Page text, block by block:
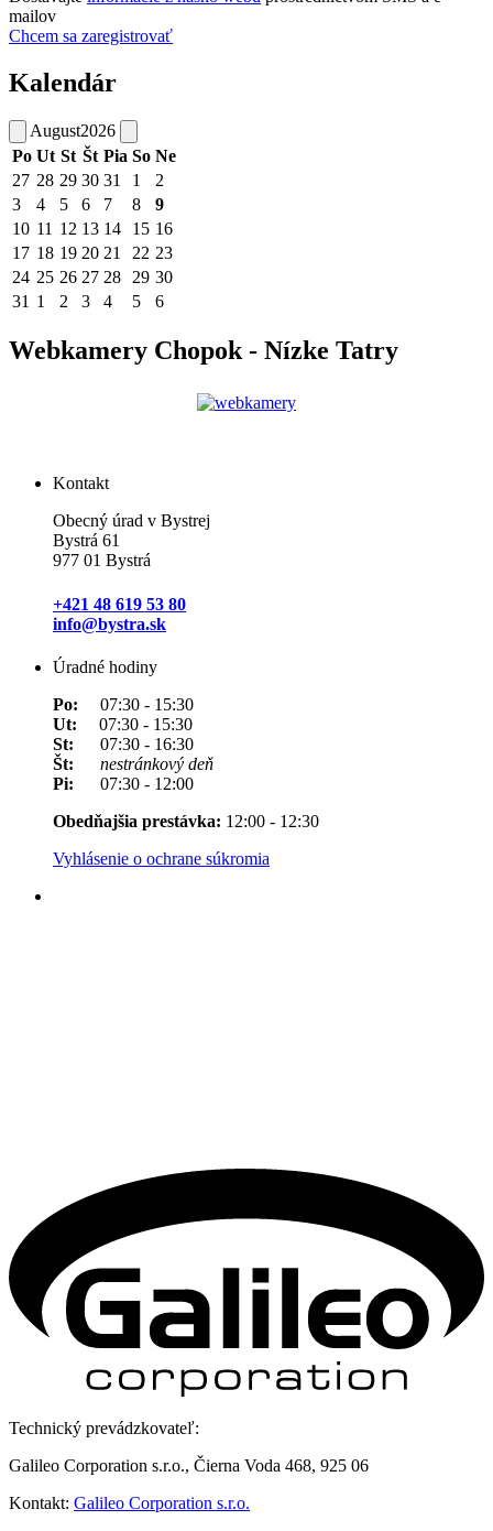
mailov
Chcem sa zaregistrovať
Kalendár
August2026
Po Ut St Št Pia So Ne
27 28 29 30 31 1
2
3
4 5 6 7 8
9
10 11 12 13 14 15 16
17 18 19 20 21 22 23
24 25 26 27 28 29 30
31 1 2 3 4 5 6
Webkamery Chopok - Nízke Tatry
Kontakt
Obecný úrad v Bystrej
Bystrá 61
977 01 Bystrá
+421 48 619 53 80
info@bystra.sk
Úradné hodiny
Po: 07:30 - 15:30
Ut: 07:30 - 15:30
St: 07:30 - 16:30
Št: nestránkový deň
Pi: 07:30 - 12:00
Obedňajšia prestávka: 12:00 - 12:30
Vyhlásenie o ochrane súkromia
Technický prevádzkovateľ:
Galileo Corporation s.r.o., Čierna Voda 468, 925 06
Kontakt: Galileo Corporation s.r.o.